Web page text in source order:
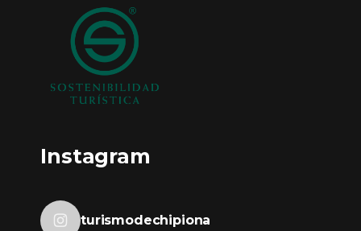
Instagram
turismodechipiona